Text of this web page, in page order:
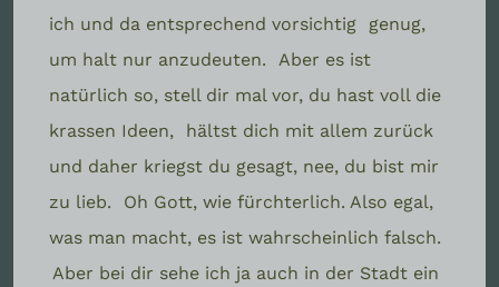
ich und da entsprechend vorsichtig
genug,
um halt nur anzudeuten.
Aber es ist
natürlich so, stell dir mal vor, du hast voll die
krassen Ideen,
hältst dich mit allem zurück
und daher kriegst du gesagt, nee, du bist mir
zu lieb.
Oh Gott, wie fürchterlich. Also egal,
was man macht, es ist wahrscheinlich falsch.
Aber bei dir sehe ich ja auch in der Stadt ein